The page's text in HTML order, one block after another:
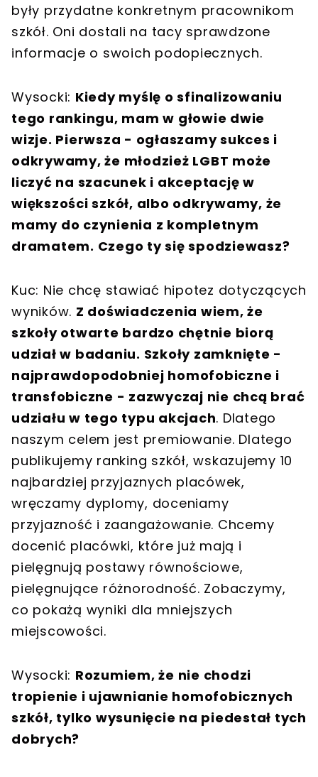
były przydatne konkretnym pracownikom
szkół. Oni dostali na tacy sprawdzone
informacje o swoich podopiecznych.
Wysocki: Kiedy myślę o sfinalizowaniu
tego rankingu, mam w głowie dwie
wizje. Pierwsza - ogłaszamy sukces i
odkrywamy, że młodzież LGBT może
liczyć na szacunek i akceptację w
większości szkół, albo odkrywamy, że
mamy do czynienia z kompletnym
dramatem. Czego ty się spodziewasz?
Kuc: Nie chcę stawiać hipotez dotyczących
wyników. Z doświadczenia wiem, że
szkoły otwarte bardzo chętnie biorą
udział w badaniu. Szkoły zamknięte -
najprawdopodobniej homofobiczne i
transfobiczne - zazwyczaj nie chcą brać
udziału w tego typu akcjach. Dlatego
naszym celem jest premiowanie. Dlatego
publikujemy ranking szkół, wskazujemy 10
najbardziej przyjaznych placówek,
wręczamy dyplomy, doceniamy
przyjazność i zaangażowanie. Chcemy
docenić placówki, które już mają i
pielęgnują postawy równościowe,
pielęgnujące różnorodność. Zobaczymy,
co pokażą wyniki dla mniejszych
miejscowości.
Wysocki: Rozumiem, że nie chodzi
tropienie i ujawnianie homofobicznych
szkół, tylko wysunięcie na piedestał tych
dobrych?